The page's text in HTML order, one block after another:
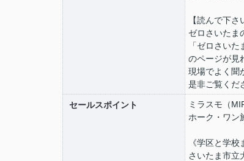
【読んで下さ
ゼロさいたま
「ゼロさい
のページが見
現場でよく聞
是非ご覧くだ
セールスポイント
ミラスモ（
ホーク・ワン
《学区と学校
さいたま市